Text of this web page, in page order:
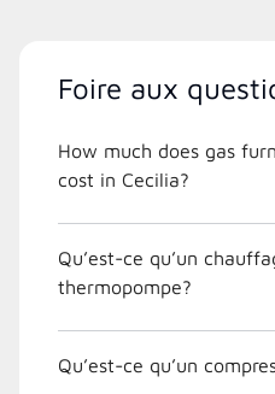
Foire aux
How much does gas
cost in Cecilia?
Qu’est-ce qu’un
thermopompe?
Qu’est-ce qu’un